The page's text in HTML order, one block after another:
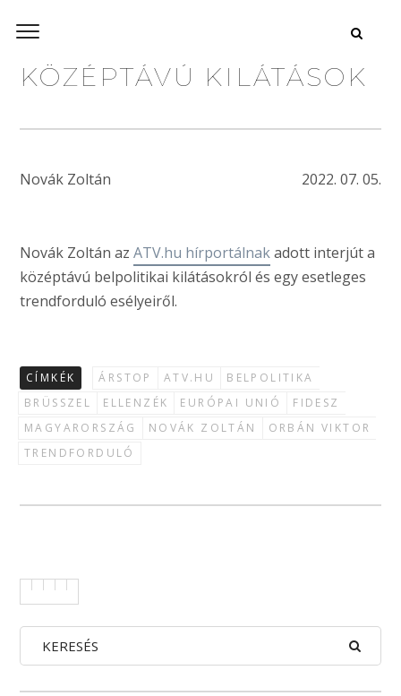
KÖZÉPTÁVÚ KILÁTÁSOK
Novák Zoltán 2022. 07. 05.
Novák Zoltán az ATV.hu hírportálnakadott interjút a
középtávú belpolitikai kilátásokról és egy esetleges
trendforduló esélyeiről.
CÍMKÉK ÁRSTOP ATV.HU
BELPOLITIKA
BRÜSSZEL
ELLENZÉK EURÓPAI UNIÓ
FIDESZ
MAGYARORSZÁG
NOVÁK ZOLTÁN
ORBÁN VIKTOR
TRENDFORDULÓ